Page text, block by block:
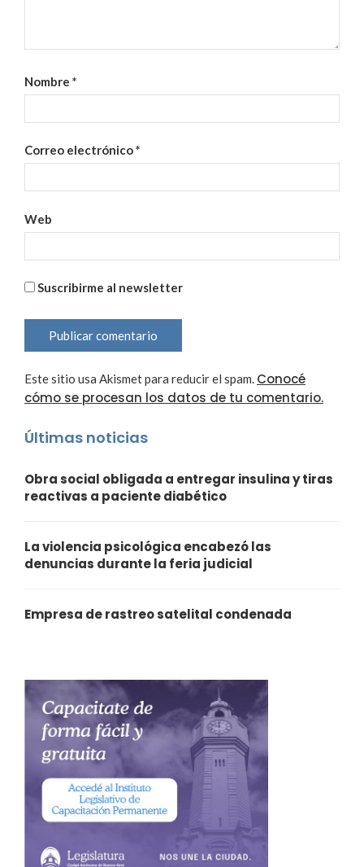
Nombre *
Correo electrónico*
Web
Suscribirme al newsletter
Este sitio usa Akismet para reducir el spam. Conocé
cómo se procesan los datos de tu comentario.
Últimas noticias
Obra social obligada a entregar insulina y tiras
reactivas a paciente diabético
La violencia psicológica encabezó las
denuncias durante la feria judicial
Empresa de rastreo satelital condenada